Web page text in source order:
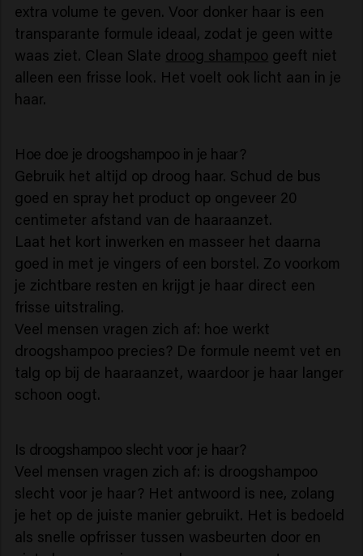
extra volume te geven. Voor donker haar is een
transparante formule ideaal, zodat je geen witte
waas ziet. Clean Slate droog shampoo geeft niet
alleen een frisse look. Het voelt ook licht aan in je
haar.
Hoe doe je droogshampoo in je haar?
Gebruik het altijd op droog haar. Schud de bus
goed en spray het product op ongeveer 20
centimeter afstand van de haaraanzet.
Laat het kort inwerken en masseer het daarna
goed in met je vingers of een borstel. Zo voorkom
je zichtbare resten en krijgt je haar direct een
frisse uitstraling.
Veel mensen vragen zich af: hoe werkt
droogshampoo precies? De formule neemt vet en
talg op bij de haaraanzet, waardoor je haar langer
schoon oogt.
Is droogshampoo slecht voor je haar?
Veel mensen vragen zich af: is droogshampoo
slecht voor je haar? Het antwoord is nee, zolang
je het op de juiste manier gebruikt. Het is bedoeld
als snelle opfrisser tussen wasbeurten door en